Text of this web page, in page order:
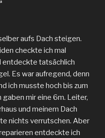
aufs Dach steigen.
checkte ich mal
entdeckte tatsächlich
Es war aufregend, denn
ich musste hoch bis zum
mir eine 6m. Leiter,
und meinem Dach
nichts verrutschen. Aber
entdeckte ich